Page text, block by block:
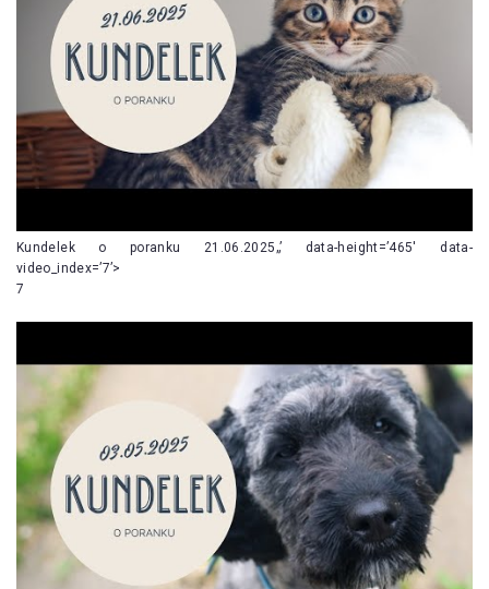
Kundelek o poranku 21.06.2025„’ data-height=’465′ data-
video_index=’7’>
7